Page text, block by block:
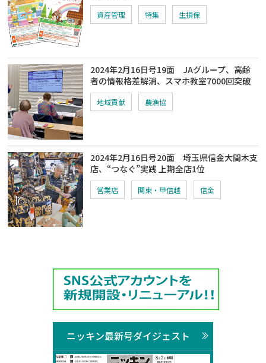
資産管理 特集 生損保
2024年2月16日号19面 JAグループ、高齢
者の情報格差解消、スマホ教室7000回突破
地域貢献 農漁協
2024年2月16日号20面 埼玉県信金大間木支
店、“つなぐ”実践 上期全店1位
営業店 関東・甲信越 信金
ニッキン最新号ダイジェスト